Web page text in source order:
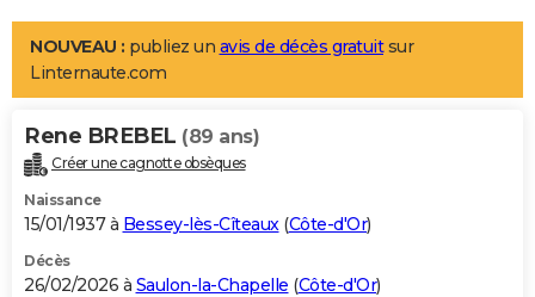
LIFESTYLE
Art de vivre
Bien-être
Loisirs
Mode
Modes de vie
Alimentation
Guide de la santé
Maladies
Médicaments
Sommeil
VOYAGE
Destinations
City break
Voyage nature
Voyage de noces
Forum
Climat
+PHOTO
GUIDES D'ACHAT
BONS PLANS
NOUVEAU : publiez un avis de décès gratuitsur
Linternaute.com
Rene BREBEL (89 ans)
Créer une cagnotte obsèques
Naissance
15/01/1937 à Bessey-lès-Cîteaux(Côte-d'Or)
Décès
26/02/2026 à Saulon-la-Chapelle (Côte-d'Or)